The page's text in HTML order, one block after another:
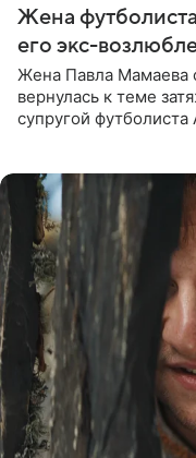
Жена
его экс-
Жена Павла Мамаева
вернулась к теме
супругой